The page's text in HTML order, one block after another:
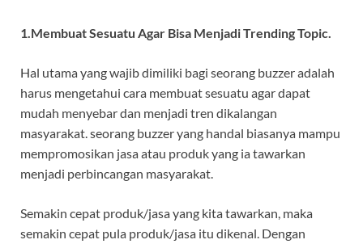
1.Membuat Sesuatu Agar Bisa Menjadi Trending Topic.
Hal utama yang wajib dimiliki bagi seorang buzzer adalah
harus mengetahui cara membuat sesuatu agar dapat
mudah menyebar dan menjadi tren dikalangan
masyarakat. seorang buzzer yang handal biasanya mampu
mempromosikan jasa atau produk yang ia tawarkan
menjadi perbincangan masyarakat.
Semakin cepat produk/jasa yang kita tawarkan, maka
semakin cepat pula produk/jasa itu dikenal. Dengan